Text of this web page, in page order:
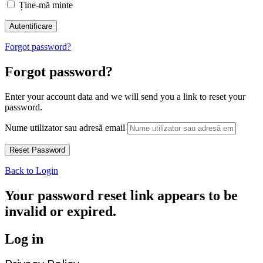
Ține-mă minte
Forgot password?
Forgot password?
Enter your account data and we will send you a link to reset your
password.
Nume utilizator sau adresă email
Back to Login
Your password reset link appears to be
invalid or expired.
Log in